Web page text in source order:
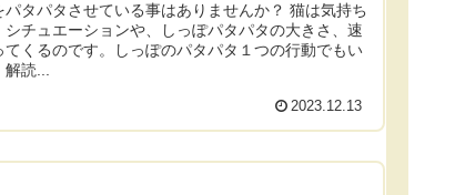
タパタさせている事はありませんか？ 猫は気持ち
チュエーションや、しっぽパタパタの大きさ、速
くるのです。しっぽのパタパタ１つの行動でもい
読...
2023.12.13